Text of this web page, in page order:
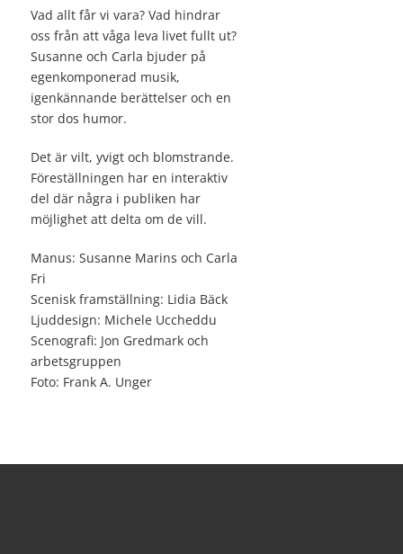
Vad allt får vi vara? Vad hindrar
oss från att våga leva livet fullt ut?
Susanne och Carla bjuder på
egenkomponerad musik,
igenkännande berättelser och en
stor dos humor.
Det är vilt, yvigt och blomstrande.
Föreställningen har en interaktiv
del där några i publiken har
möjlighet att delta om de vill.
Manus: Susanne Marins och Carla
Fri
Scenisk framställning: Lidia Bäck
Ljuddesign: Michele Uccheddu
Scenografi: Jon Gredmark och
arbetsgruppen
Foto: Frank A. Unger